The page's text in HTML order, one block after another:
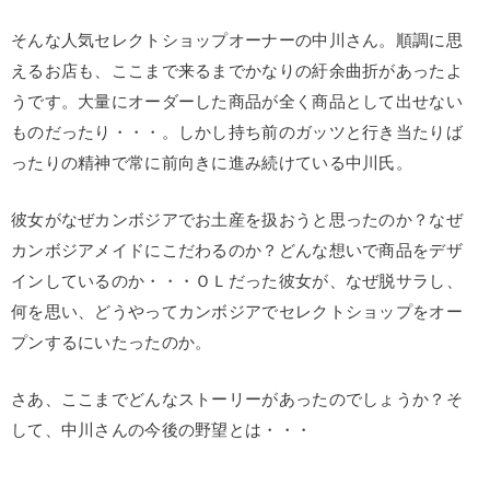
そんな人気セレクトショップオーナーの中川さん。順調に思
えるお店も、ここまで来るまでかなりの紆余曲折があったよ
うです。大量にオーダーした商品が全く商品として出せない
ものだったり・・・。しかし持ち前のガッツと行き当たりば
ったりの精神で常に前向きに進み続けている中川氏。
彼女がなぜカンボジアでお土産を扱おうと思ったのか？なぜ
カンボジアメイドにこだわるのか？どんな想いで商品をデザ
インしているのか・・・ＯＬだった彼女が、なぜ脱サラし、
何を思い、どうやってカンボジアでセレクトショップをオー
プンするにいたったのか。
さあ、ここまでどんなストーリーがあったのでしょうか？そ
して、中川さんの今後の野望とは・・・